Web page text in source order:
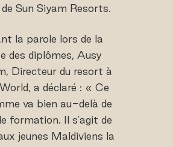
Sun Siyam Resorts.
la parole lors de la
des diplômes, Ausy
Directeur du resort à
a déclaré : « Ce
va bien au-delà de
formation. Il s'agit de
jeunes Maldiviens la